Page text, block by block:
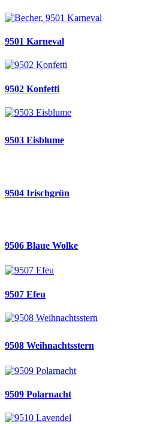
9501 Karneval
9502 Konfetti
9503 Eisblume
9504 Irischgrün
9506 Blaue Wolke
9507 Efeu
9508 Weihnachtsstern
9509 Polarnacht